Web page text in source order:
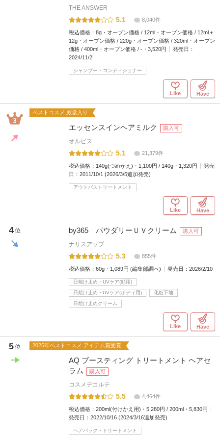
THE ANSWER
5.1 8,040件
税込価格： 8g・オープン価格 / 12ml・オープン価格 / 12ml＋
12g・オープン価格 / 220g・オープン価格 / 320ml・オープン
価格 / 400ml・オープン価格 / -・3,520円
発売日：
2024/11/2
シャンプー・コンディショナー
Like Have
ベストコスメ 殿堂入り
エッセンスインヘアミルク 購入可
オルビス
5.1 21,379件
税込価格： 140g(つめかえ)・1,100円 / 140g・1,320円
発売
日： 2011/10/1 (2026/3/5追加発売)
アウトバストリートメント
Like Have
4位 by365 パウダリーＵＶクリーム 購入可
ナリスアップ
5.3 855件
税込価格： 60g・1,089円 (編集部調べ) 発売日： 2026/2/10
日焼け止め・UVケア(顔用)
日焼け止め・UVケア(ボディ用)
化粧下地
日焼け止めクリーム
Like Have
5位 2025年ベストコスメ アイテム賞受賞
AQ ブースティング トリートメント ヘアセ
ラム
購入可
コスメデコルテ
5.5 4,464件
税込価格： 200ml(付けかえ用)・5,280円 / 200ml・5,830円
発売日： 2022/10/16 (2024/3/16追加発売)
ヘアパック・トリートメント